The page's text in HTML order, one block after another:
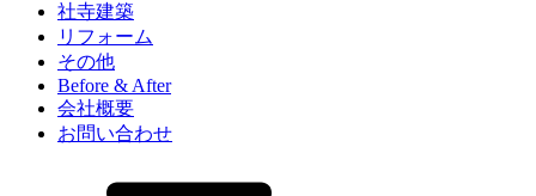
社寺建築
リフォーム
その他
Before & After
会社概要
お問い合わせ